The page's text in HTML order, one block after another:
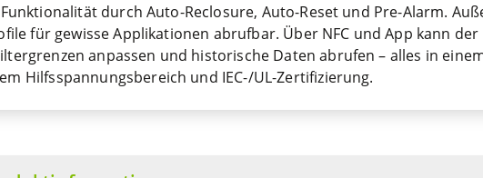
durch Auto-Reclosure, Auto-Reset und Pre-Alarm.
für gewisse Applikationen abrufbar. Über NFC und App kann
anpassen und historische Daten abrufen – alles in
Hilfsspannungsbereich und IEC-/UL-Zertifizierung.